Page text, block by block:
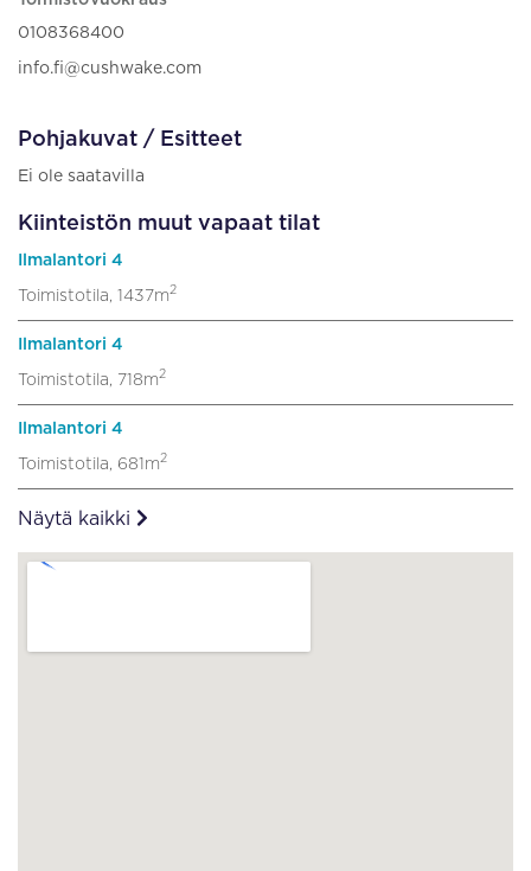
0108368400
info.fi@cushwake.com
Pohjakuvat / Esitteet
Ei ole saatavilla
Kiinteistön muut vapaat tilat
Ilmalantori 4
Toimistotila, 1437m2
Ilmalantori 4
Toimistotila, 718m2
Ilmalantori 4
Toimistotila, 681m2
Näytä kaikki